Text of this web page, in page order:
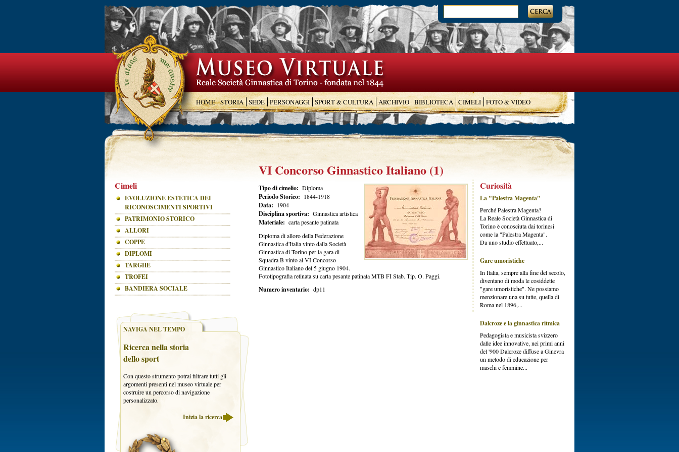
HOME STORIA SEDE PERSONAGGI SPORT & CULTURA ARCHIVIO BIBLIOTECA CIMELI FOTO & VIDEO
Cimeli
EVOLUZIONE ESTETICA DEI
RICONOSCIMENTI SPORTIVI
PATRIMONIO STORICO
ALLORI
COPPE
DIPLOMI
TARGHE
TROFEI
BANDIERA SOCIALE
NAVIGA NEL TEMPO
Ricerca nella storia
dello sport
Con questo strumento potrai filtrare tutti gli
argomenti presenti nel museo virtuale per
costruire un percorso di navigazione
personalizzato.
Inizia la ricerca
VI Concorso Ginnastico Italiano (1)
Tipo di cimelio: Diploma
Periodo Storico: 1844-1918
Data: 1904
Disciplina sportiva: Ginnastica artistica
Materiale: carta pesante patinata
Diploma di alloro della Federazione
Ginnastica d'Italia vinto dalla Società
Ginnastica di Torino per la gara di
Squadra B vinto al VI Concorso
Ginnastico Italiano del 5 giugno 1904.
Fototipografia retinata su carta pesante patinata MTB FI Stab. Tip. O. Paggi.
Numero inventario: dp11
Curiosità
La "Palestra Magenta"
Perché Palestra Magenta?
La Reale Società Ginnastica di
Torino è conosciuta dai torinesi
come la "Palestra Magenta".
Da uno studio effettuato,...
Gare umoristiche
In Italia, sempre alla fine del secolo,
diventano di moda le cosiddette
"gare umoristiche". Ne possiamo
menzionare una su tutte, quella di
Roma nel 1896,...
Dalcroze e la ginnastica ritmica
Pedagogista e musicista svizzero
dalle idee innovative, nei primi anni
del '900 Dalcroze diffuse a Ginevra
un metodo di educazione per
maschi e femmine...